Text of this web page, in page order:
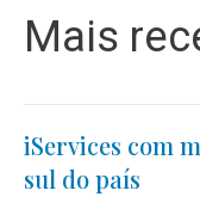
Mais
iServices com
sul do país